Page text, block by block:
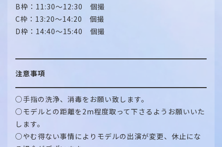
B枠：11:30～12:30 個撮
C枠：13:20～14:20 個撮
D枠：14:40～15:40 個撮
注意事項
○手指の洗浄、消毒をお願い致します。
○モデルとの距離を2m程度取って下さるようお願いいた
します。
○やむ得ない事情によりモデルの出演が変更、休止にな